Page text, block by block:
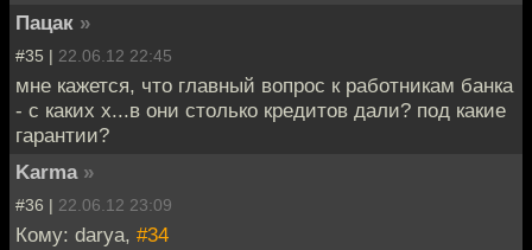
Пацак »
#35 | 22.06.12 22:45
мне кажется, что главный вопрос к работникам банка
- с каких х...в они столько кредитов дали? под какие
гарантии?
Karma »
#36 | 22.06.12 23:09
Кому: darya, #34